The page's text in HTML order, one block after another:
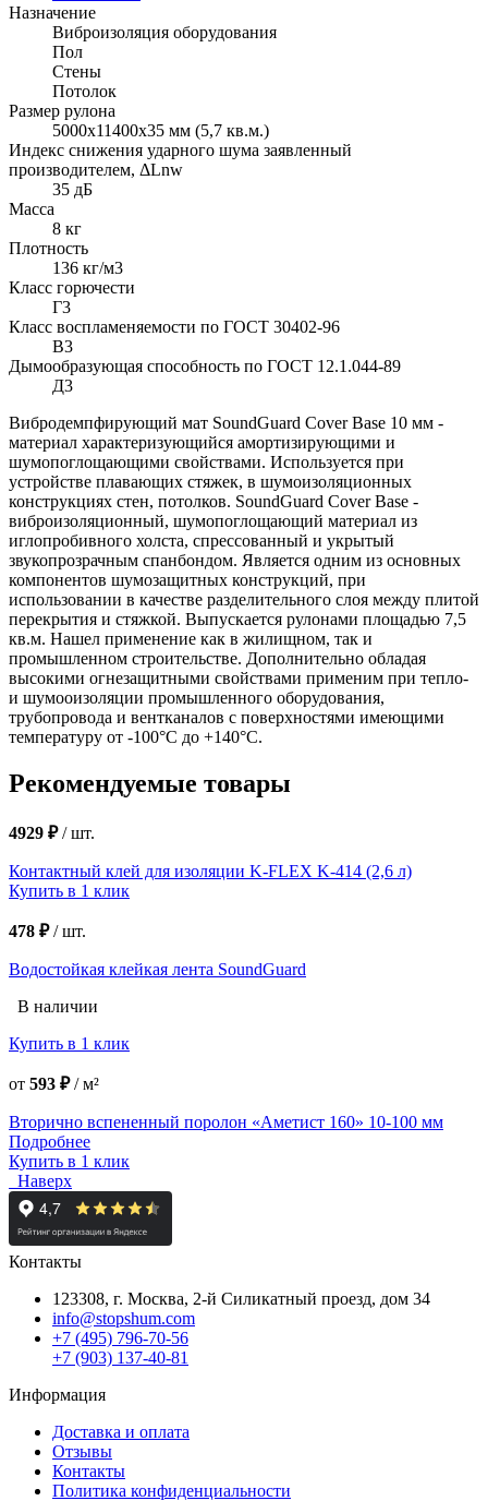
Назначение
Виброизоляция оборудования
Пол
Стены
Потолок
Размер рулона
5000х11400х35 мм (5,7 кв.м.)
Индекс снижения ударного шума заявленный
производителем, ΔLnw
35 дБ
Масса
8 кг
Плотность
136 кг/м3
Класс горючести
Г3
Класс воспламеняемости по ГОСТ 30402-96
В3
Дымообразующая способность по ГОСТ 12.1.044-89
Д3
Вибродемпфирующий мат SoundGuard Cover Base 10 мм -
материал характеризующийся амортизирующими и
шумопоглощающими свойствами. Используется при
устройстве плавающих стяжек, в шумоизоляционных
конструкциях стен, потолков. SoundGuard Cover Base -
виброизоляционный, шумопоглощающий материал из
иглопробивного холста, спрессованный и укрытый
звукопрозрачным спанбондом. Является одним из основных
компонентов шумозащитных конструкций, при
использовании в качестве разделительного слоя между плитой
перекрытия и стяжкой. Выпускается рулонами площадью 7,5
кв.м. Нашел применение как в жилищном, так и
промышленном строительстве. Дополнительно обладая
высокими огнезащитными свойствами применим при тепло-
и шумооизоляции промышленного оборудования,
трубопровода и вентканалов с поверхностями имеющими
температуру от -100°С до +140°С.
Рекомендуемые товары
4929 ₽/шт.
Контактный клей для изоляции K-FLEX K-414 (2,6 л)
Купить в 1 клик
478 ₽/шт.
Водостойкая клейкая лента SoundGuard
В наличии
Купить в 1 клик
от 593 ₽/м²
Вторично вспененный поролон «Аметист 160» 10-100 мм
Подробнее
Купить в 1 клик
Наверх
Контакты
123308, г. Москва, 2-й Силикатный проезд, дом 34
info@stopshum.com
+7 (495) 796-70-56
+7 (903) 137-40-81
Информация
Доставка и оплата
Отзывы
Контакты
Политика конфиденциальности